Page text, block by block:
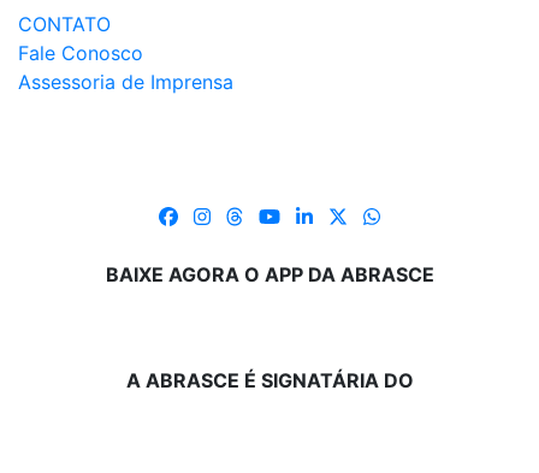
CONTATO
Fale Conosco
Assessoria de Imprensa
BAIXE AGORA O APP DA ABRASCE
A ABRASCE É SIGNATÁRIA DO